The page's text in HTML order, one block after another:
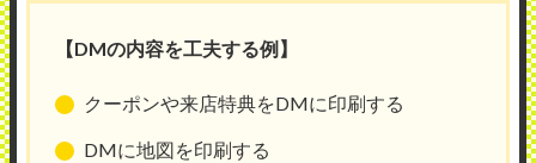
【DMの内容を工夫する例】
クーポンや来店特典をDMに印刷する
DMに地図を印刷する